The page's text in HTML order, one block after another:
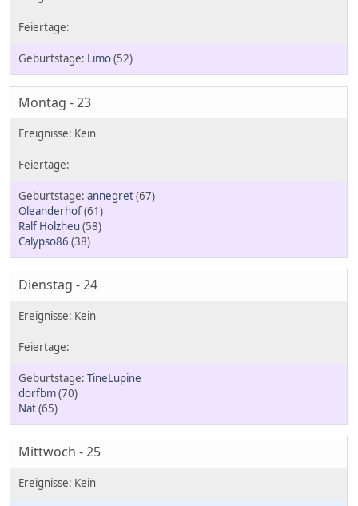
Limo(52)
Montag - 23
annegret(67)
Oleanderhof(61)
Ralf Holzheu (58)
Calypso86 (38)
Dienstag - 24
TineLupine
dorfbm(70)
Nat(65)
Mittwoch - 25